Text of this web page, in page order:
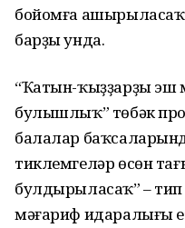
бойомға
барҙы унда.
“Ҡатын-ҡыҙҙарҙы эш
булышлыҡ” төбәк
балалар
тиклемгеләр өсөн
булдырыласаҡ” –
мәғариф идаралығы